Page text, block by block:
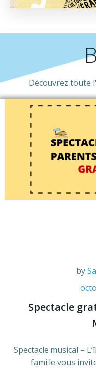
Découvrez toute
by
Spectacle
Spectacle musical –
famille vous